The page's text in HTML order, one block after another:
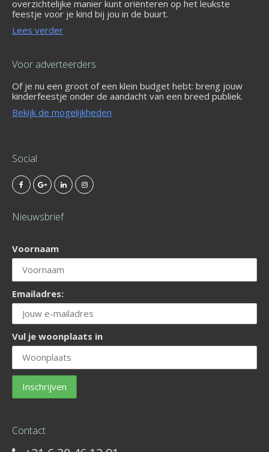
overzichtelijke manier kunt oriënteren op het leukste
feestje voor je kind bij jou in de buurt.
Lees verder
Voor adverteerders
Of je nu een groot of een klein budget hebt: breng jouw
kinderfeestje onder de aandacht van een breed publiek.
Bekijk de mogelijkheden
Social
Nieuwsbrief
Voornaam
Emailadres:
Vul je woonplaats in
Contact